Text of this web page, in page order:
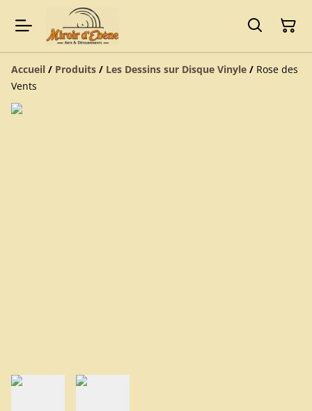
Accueil / Produits / Les Dessins sur Disque Vinyle / Rose des
Vents